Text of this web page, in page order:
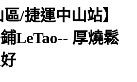
區/捷運中山站】
LeTao-- 厚燒鬆